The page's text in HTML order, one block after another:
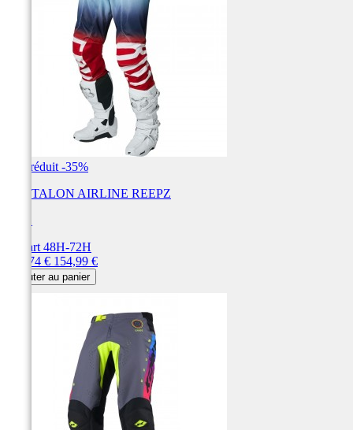
Prix réduit -35%
PANTALON AIRLINE REEPZ
Départ 48H-72H
100,74 € Prix
de
base
154,99 €
Ajouter au panier